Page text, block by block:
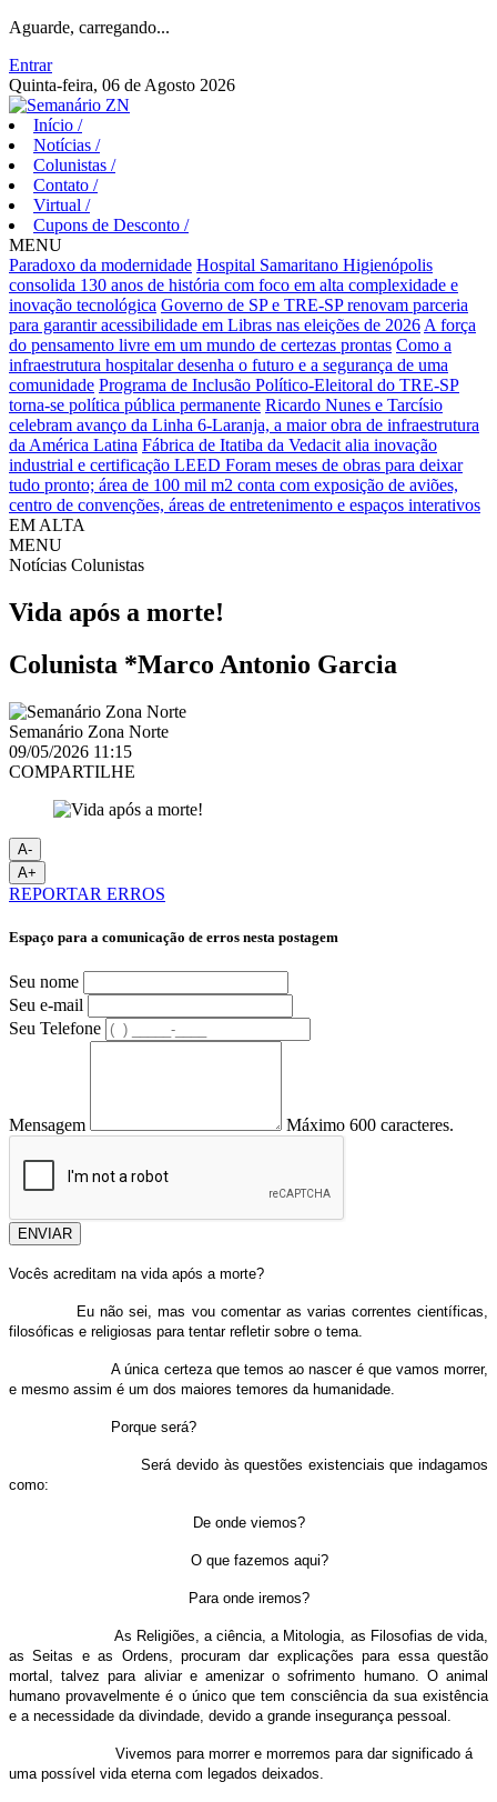
Aguarde, carregando...
Entrar
Quinta-feira, 06 de Agosto 2026
Início /
Notícias /
Colunistas /
Contato /
Virtual /
Cupons de Desconto /
MENU
Paradoxo da modernidade Hospital Samaritano Higienópolis
consolida 130 anos de história com foco em alta complexidade e
inovação tecnológica Governo de SP e TRE-SP renovam parceria
para garantir acessibilidade em Libras nas eleições de 2026 A força
do pensamento livre em um mundo de certezas prontas Como a
infraestrutura hospitalar desenha o futuro e a segurança de uma
comunidade Programa de Inclusão Político-Eleitoral do TRE-SP
torna-se política pública permanente Ricardo Nunes e Tarcísio
celebram avanço da Linha 6-Laranja, a maior obra de infraestrutura
da América Latina Fábrica de Itatiba da Vedacit alia inovação
industrial e certificação LEED Foram meses de obras para deixar
tudo pronto; área de 100 mil m2 conta com exposição de aviões,
centro de convenções, áreas de entretenimento e espaços interativos
EM ALTA
MENU
Notícias Colunistas
Vida após a morte!
Colunista *Marco Antonio Garcia
Semanário Zona Norte
09/05/2026 11:15
COMPARTILHE
A-
A+
REPORTAR ERROS
Espaço para a comunicação de erros nesta postagem
Seu nome
Seu e-mail
Seu Telefone
Mensagem Máximo 600 caracteres.
ENVIAR
Vocês acreditam na vida após a morte?
Eu não sei, mas vou comentar as varias correntes científicas,
filosóficas e religiosas para tentar refletir sobre o tema.
A única certeza que temos ao nascer é que vamos morrer,
e mesmo assim é um dos maiores temores da humanidade.
Porque será?
Será devido às questões existenciais que indagamos
como:
De onde viemos?
O que fazemos aqui?
Para onde iremos?
As Religiões, a ciência, a Mitologia, as Filosofias de vida,
as Seitas e as Ordens, procuram dar explicações para essa questão
mortal, talvez para aliviar e amenizar o sofrimento humano. O animal
humano provavelmente é o único que tem consciência da sua existência
e a necessidade da divindade, devido a grande insegurança pessoal.
Vivemos para morrer e morremos para dar significado á
uma possível vida eterna com legados deixados.